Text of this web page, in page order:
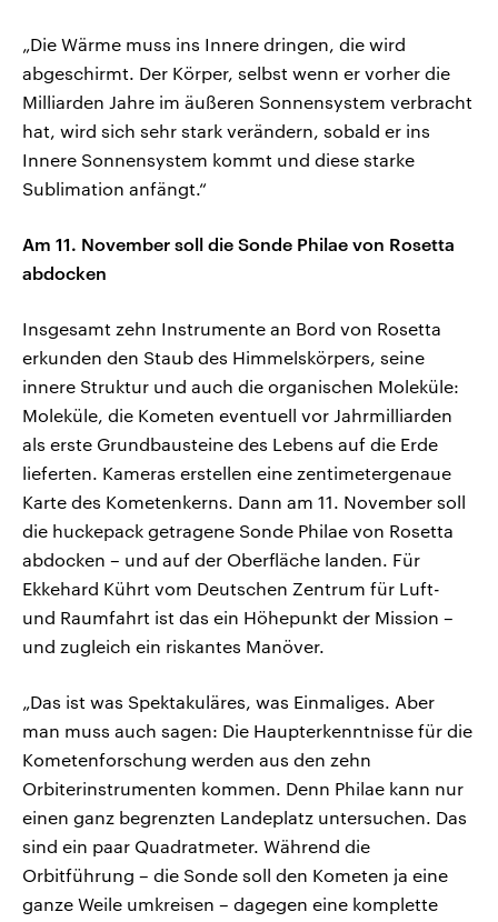
„Die Wärme muss ins Innere dringen, die wird
abgeschirmt. Der Körper, selbst wenn er vorher die
Milliarden Jahre im äußeren Sonnensystem verbracht
hat, wird sich sehr stark verändern, sobald er ins
Innere Sonnensystem kommt und diese starke
Sublimation anfängt.“
Am 11. November soll die Sonde Philae von Rosetta
abdocken
Insgesamt zehn Instrumente an Bord von Rosetta
erkunden den Staub des Himmelskörpers, seine
innere Struktur und auch die organischen Moleküle:
Moleküle, die Kometen eventuell vor Jahrmilliarden
als erste Grundbausteine des Lebens auf die Erde
lieferten. Kameras erstellen eine zentimetergenaue
Karte des Kometenkerns. Dann am 11. November soll
die huckepack getragene Sonde Philae von Rosetta
abdocken – und auf der Oberfläche landen. Für
Ekkehard Kührt vom Deutschen Zentrum für Luft-
und Raumfahrt ist das ein Höhepunkt der Mission –
und zugleich ein riskantes Manöver.
„Das ist was Spektakuläres, was Einmaliges. Aber
man muss auch sagen: Die Haupterkenntnisse für die
Kometenforschung werden aus den zehn
Orbiterinstrumenten kommen. Denn Philae kann nur
einen ganz begrenzten Landeplatz untersuchen. Das
sind ein paar Quadratmeter. Während die
Orbitführung – die Sonde soll den Kometen ja eine
ganze Weile umkreisen – dagegen eine komplette